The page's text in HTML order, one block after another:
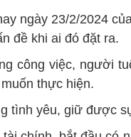
ngày 23/2/2024
đề khi ai đó đặt ra.
công việc, người
thực hiện.
tình yêu, giữ được